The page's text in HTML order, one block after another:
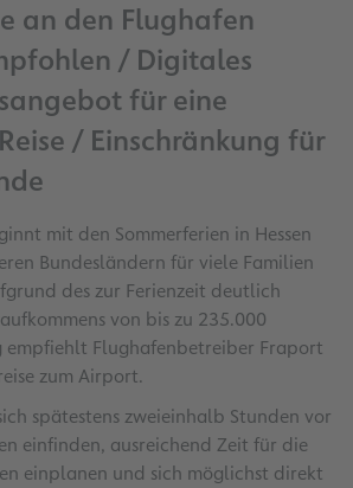
an den Flughafen
/ Digitales
für eine
/ Einschränkung für
mit den Sommerferien in Hessen
Bundesländern für viele Familien
des zur Ferienzeit deutlich
von bis zu 235.000
empfiehlt Flughafenbetreiber Fraport
zum Airport.
spätestens zweieinhalb Stunden vor
einfinden, ausreichend Zeit für die
einplanen und sich möglichst direkt